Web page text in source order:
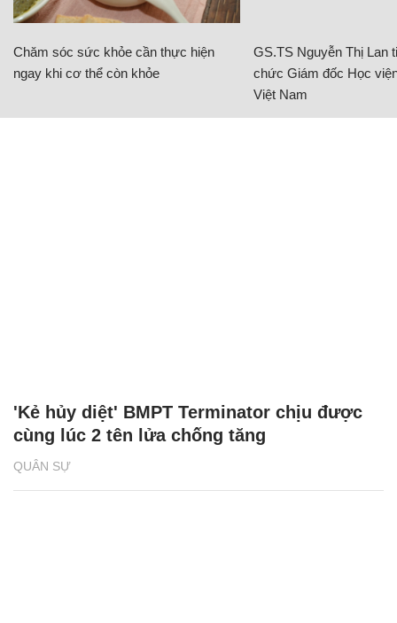
Chăm sóc sức khỏe cần thực hiện
ngay khi cơ thể còn khỏe
GS.TS Nguyễn Thị Lan
chức Giám đốc Học
Việt Nam
QUÂN SỰ
'Kẻ hủy diệt' BMPT Terminator chịu được
cùng lúc 2 tên lửa chống tăng